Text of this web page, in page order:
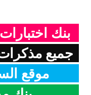
بنك
جميع مذكرات
موقع